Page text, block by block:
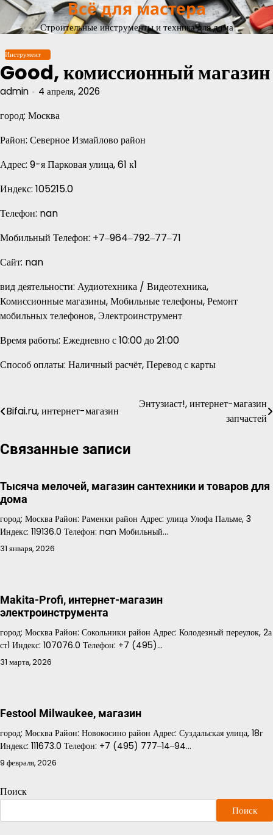
Перейти
содержимому
Всё для мастера
Строительные инструменты и техника для дома
Инструмент
Good, комиссионный магазин
admin 4 апреля, 2026
город: Москва
Район: Северное Измайлово район
Адрес: 9-я Парковая улица, 61 к1
Индекс: 105215.0
Телефон: nan
Мобильный Телефон: +7‒964‒792‒77‒71
Сайт: nan
вид деятельности: Аудиотехника / Видеотехника,
Комиссионные магазины, Мобильные телефоны, Ремонт
мобильных телефонов, Электроинструмент
Время работы: Ежедневно с 10:00 до 21:00
Способ оплаты: Наличный расчёт, Перевод с карты
Навигация
записям
Bifai.ru, интернет-магазин
Энтузиаст!, интернет-магазин
запчастей
Связанные записи
Тысяча мелочей, магазин сантехники и товаров для
дома
город: Москва Район: Раменки район Адрес: улица Улофа Пальме, 3
Индекс: 119136.0 Телефон: nan Мобильный…
31 января, 2026
Makita-Profi, интернет-магазин
электроинструмента
город: Москва Район: Сокольники район Адрес: Колодезный переулок, 2а
ст1 Индекс: 107076.0 Телефон: +7 (495)…
31 марта, 2026
Festool Milwaukee, магазин
город: Москва Район: Новокосино район Адрес: Суздальская улица, 18г
Индекс: 111673.0 Телефон: +7 (495) 777‒14‒94…
9 февраля, 2026
Поиск
Поиск